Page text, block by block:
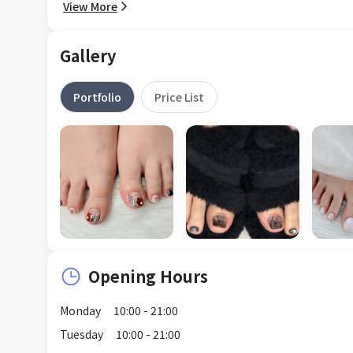
View More
Gallery
Portfolio Price List
Opening Hours
Monday
10:00 - 21:00
Tuesday
10:00 - 21:00